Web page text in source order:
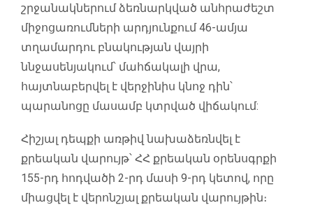
շրջանակներում ձեռնարկված անհրաժեշտ
միջոցառումների արդյունքում 46-ամյա
տղամարդու բնակության վայրի
ննջասենյակում՝ մահճակալի վրա,
հայտնաբերվել է վերջինիս կնոջ դին՝
պարանոցը մասամբ կտրված վիճակում:
Հիշյալ դեպքի առթիվ նախաձեռնվել է
քրեական վարույթ՝ ՀՀ քրեական օրենսգրքի
155-րդ հոդվածի 2-րդ մասի 9-րդ կետով, որը
միացվել է վերոնշյալ քրեական վարույթին։